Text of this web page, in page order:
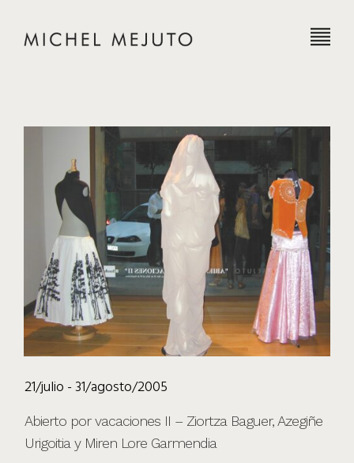
21/julio - 31/agosto/2005
Abierto por vacaciones II – Ziortza Baguer, Azegiñe
Urigoitia y Miren Lore Garmendia